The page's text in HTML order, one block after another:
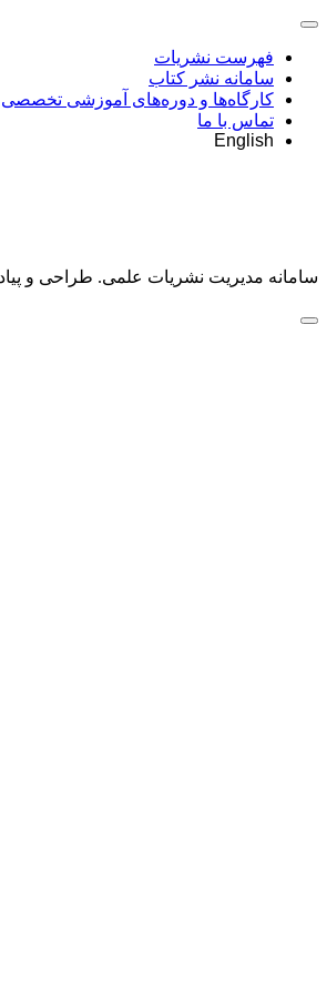
فهرست نشریات
سامانه نشر کتاب
کارگاه‌ها و دوره‌های آموزشی تخصصی
تماس با ما
English
سامانه مدیریت نشریات علمی. طراحی و